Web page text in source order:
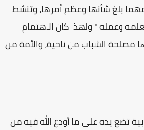
بلغ شأنها وعظم أمرها، وتنشط
وعمله " ولهذا كان الاهتمام
مصلحة الشباب من ناحية، والأمة من
تضع يده على ما أودع الله فيه من